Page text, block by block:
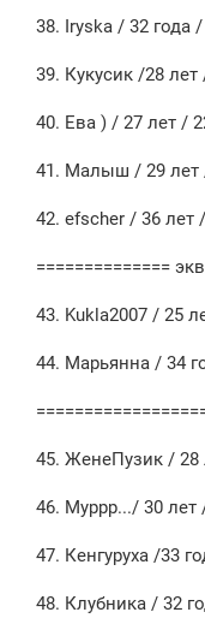
38. Iryska / 32 года
39. Кукусик /28
40. Ева ) / 27 лет /
41. Малыш / 29 лет
42. efscher / 36 лет
==============
43. Kukla2007 / 25
44. Марьянна / 34
45. ЖенеПузик / 28
46. Муррр.../ 30 лет
47. Кенгуруха /33
48. Клубника / 32